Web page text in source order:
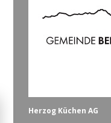
Herzog Küchen AG